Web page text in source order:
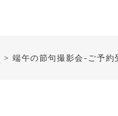
端午の節句撮影会-ご予約